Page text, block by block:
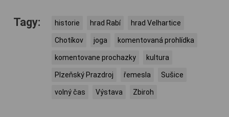
Tagy: historie hrad Rabí hrad Velhartice
Chotíkov joga komentovaná prohlídka
komentovane prochazky kultura
Plzeňský Prazdroj řemesla Sušice
volný čas Výstava Zbiroh